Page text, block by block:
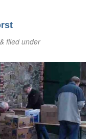
& filed under